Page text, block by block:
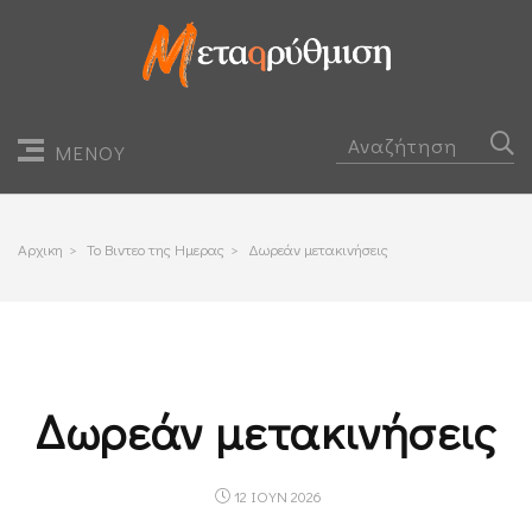
ΜΕΝΟΥ
Αρχικη > Το Βιντεο της Ημερας > Δωρεάν μετακινήσεις
Δωρεάν μετακινήσεις
12 ΙΟΥΝ 2026